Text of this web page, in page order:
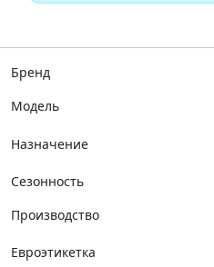
Бренд
Модель
Назначение
Сезонность
Производство
Евроэтикетка